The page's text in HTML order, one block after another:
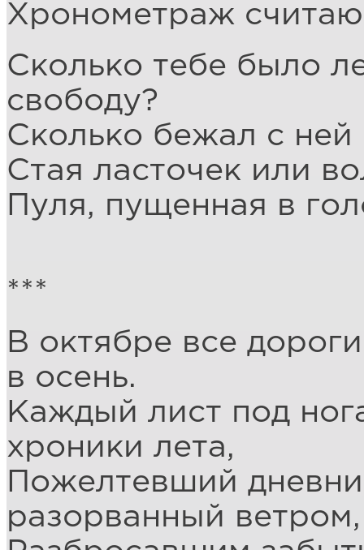
Хронометраж
Сколько тебе было
свободу?
Сколько бежал с ней
Стая ласточек или
Пуля, пущенная в
***
В октябре все
в осень.
Каждый лист под
хроники лета,
Пожелтевший
разорванный ветром,